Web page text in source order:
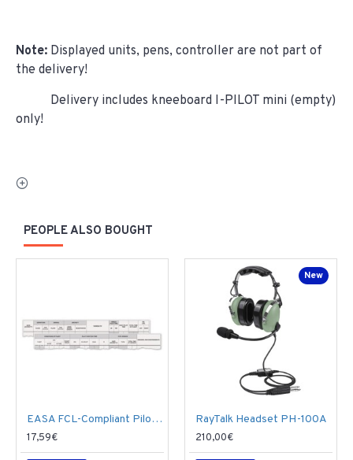
Note: Displayed units, pens, controller are not part of
the delivery!
Delivery includes kneeboard I-PILOT mini (empty)
only!
PEOPLE ALSO BOUGHT
EASA FCL-Compliant Pilot Log
17,59€
New
RayTalk Headset PH-100A
210,00€